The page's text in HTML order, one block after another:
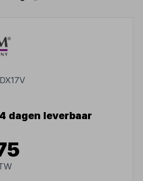
DX17V
dagen leverbaar